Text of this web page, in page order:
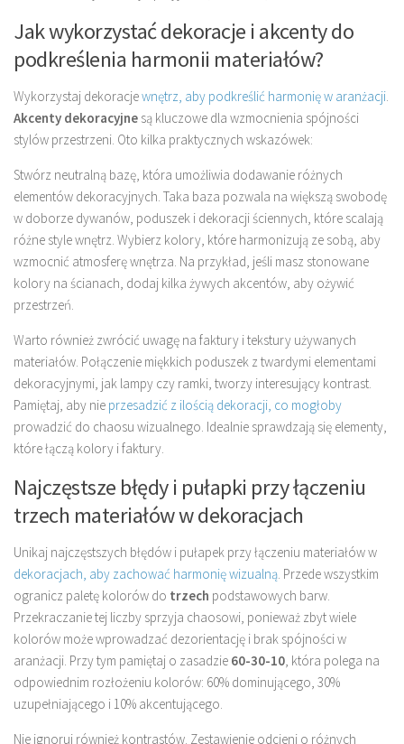
Jak wykorzystać dekoracje i akcenty do
podkreślenia harmonii materiałów?
Wykorzystaj dekoracjewnętrz, aby podkreślić harmonię w aranżacji
Akcenty dekoracyjne są kluczowe dla wzmocnienia spójności
stylów przestrzeni. Oto kilka praktycznych wskazówek:
Stwórz neutralną bazę, która umożliwia dodawanie różnych
elementów dekoracyjnych. Taka baza pozwala na większą swobodę
w doborze dywanów, poduszek i dekoracji ściennych, które scalają
różne style wnętrz. Wybierz kolory, które harmonizują ze sobą, aby
wzmocnić atmosferę wnętrza. Na przykład, jeśli masz stonowane
kolory na ścianach, dodaj kilka żywych akcentów, aby ożywić
przestrzeń.
Warto również zwrócić uwagę na faktury i tekstury używanych
materiałów. Połączenie miękkich poduszek z twardymi elementami
dekoracyjnymi, jak lampy czy ramki, tworzy interesujący kontrast.
Pamiętaj, aby nie przesadzić z ilością dekoracji, co mogłoby
prowadzić do chaosu wizualnego. Idealnie sprawdzają się elementy,
które łączą kolory i faktury.
Najczęstsze błędy i pułapki przy łączeniu
trzech materiałów w dekoracjach
Unikaj najczęstszych błędów i pułapek przy łączeniu materiałów w
dekoracjach, aby zachować harmonię wizualną . Przede wszystkim
ogranicz paletę kolorów do trzech podstawowych barw.
Przekraczanie tej liczby sprzyja chaosowi, ponieważ zbyt wiele
kolorów może wprowadzać dezorientację i brak spójności w
aranżacji. Przy tym pamiętaj o zasadzie 60-30-10 , która polega na
odpowiednim rozłożeniu kolorów: 60% dominującego, 30%
uzupełniającego i 10% akcentującego.
Nie ignoruj również kontrastów. Zestawienie odcieni o różnych